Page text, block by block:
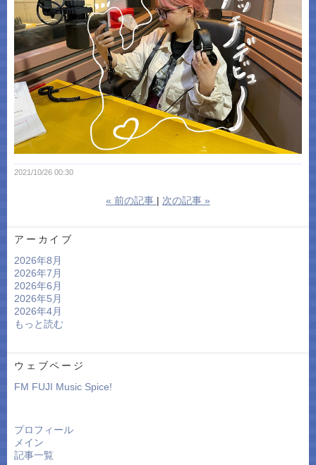
2021/10/26 00:30
« 前の記事 次の記事 »
アーカイブ
2026年8月
2026年7月
2026年6月
2026年5月
2026年4月
もっと読む
ウェブページ
FM FUJI Music Spice!
プロフィール
メイン
記事一覧